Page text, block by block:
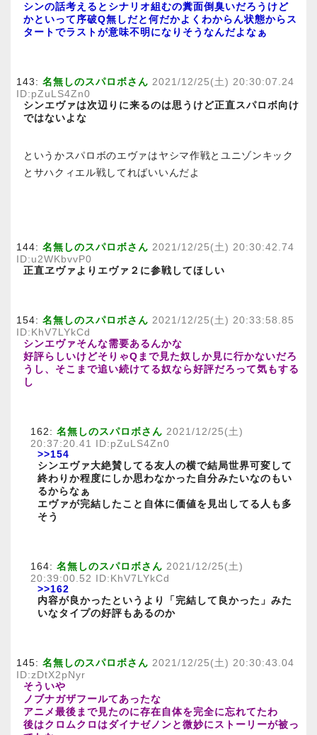
シンの話考えるとシナリオ組むの糞面倒臭いだろうけど
かといって序破Q無しだと何だかよくわからん状態からス
タートでラストが意味不明になりそうなんだよなぁ
143: 名無しのスパロボさん 2021/12/25(土) 20:30:07.24
ID:pZuLS4Zn0
シンエヴァは次辺りに来るのは思うけど正直スパロボ向け
ではないよな
というかスパロボのエヴァはヤシマ作戦とユニゾンキック
とサハクィエル戦してればいいんだよ
144: 名無しのスパロボさん 2021/12/25(土) 20:30:42.74
ID:u2WKbvvP0
正直ヱヴァよりエヴァ２に参戦してほしい
154: 名無しのスパロボさん 2021/12/25(土) 20:33:58.85
ID:KhV7LYkCd
シンエヴァそんな需要あるんかな
好評らしいけどそりゃQまで見た奴しか見に行かないだろ
うし、そこまで追い続けてる奴なら好評だろって気もする
し
162: 名無しのスパロボさん 2021/12/25(土)
20:37:20.41 ID:pZuLS4Zn0
>>154
シンエヴァ大絶賛してる友人の横で結局世界可変して
終わりか程度にしか思わなかった自分みたいなのもい
るからなぁ
エヴァが完結したこと自体に価値を見出してる人も多
そう
164: 名無しのスパロボさん 2021/12/25(土)
20:39:00.52 ID:KhV7LYkCd
>>162
内容が良かったというより「完結して良かった」みた
いなタイプの好評もあるのか
145: 名無しのスパロボさん 2021/12/25(土) 20:30:43.04
ID:zDtX2pNyr
そういや
ノブナガザフールてあったな
アニメ最後まで見たのに存在自体を完全に忘れてたわ
後はクロムクロはダイナゼノンと微妙にストーリーが被っ